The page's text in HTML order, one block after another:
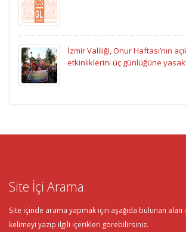
İzmir Valiliği, Onur Haftası’nın
etkinliklerini üç günlüğüne
Site İçi Arama
Site içinde arama yapmak için aşağıda bulunan
kelimeyi yazıp ilgili içerikleri görebilirsiniz.